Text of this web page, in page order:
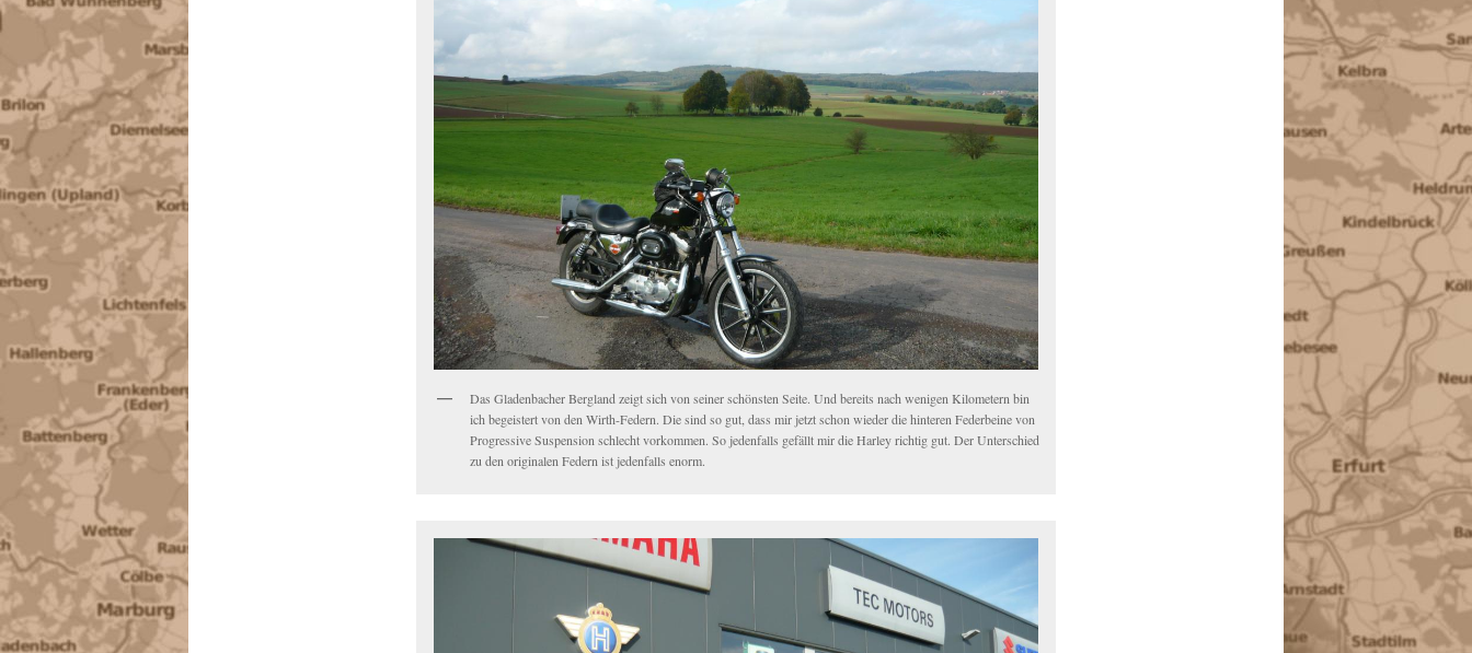
Das Gladenbacher Bergland zeigt sich von seiner schönsten Seite. Und bereits nach wenigen Kilometern bin
ich begeistert von den Wirth-Federn. Die sind so gut, dass mir jetzt schon wieder die hinteren Federbeine von
Progressive Suspension schlecht vorkommen. So jedenfalls gefällt mir die Harley richtig gut. Der Unterschied
zu den originalen Federn ist jedenfalls enorm.